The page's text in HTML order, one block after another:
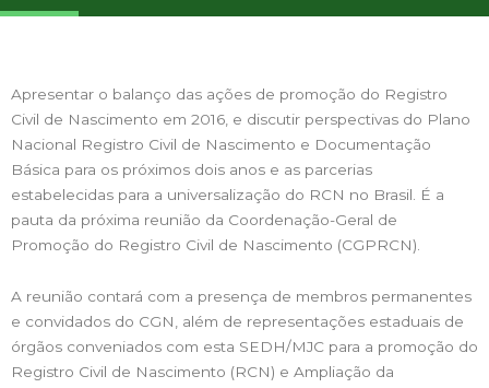
Apresentar o balanço das ações de promoção do Registro
Civil de Nascimento em 2016, e discutir perspectivas do Plano
Nacional Registro Civil de Nascimento e Documentação
Básica para os próximos dois anos e as parcerias
estabelecidas para a universalização do RCN no Brasil. É a
pauta da próxima reunião da Coordenação-Geral de
Promoção do Registro Civil de Nascimento (CGPRCN).
A reunião contará com a presença de membros permanentes
e convidados do CGN, além de representações estaduais de
órgãos conveniados com esta SEDH/MJC para a promoção do
Registro Civil de Nascimento (RCN) e Ampliação da